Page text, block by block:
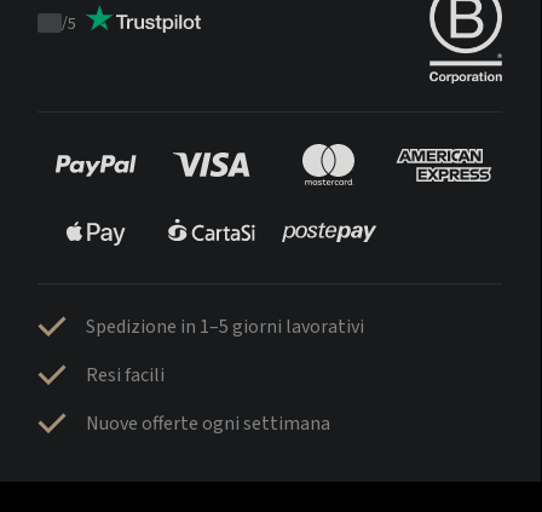
Trustpilot
/5
Spedizione in 1–5 giorni lavorativi
Resi facili
Nuove offerte ogni settimana